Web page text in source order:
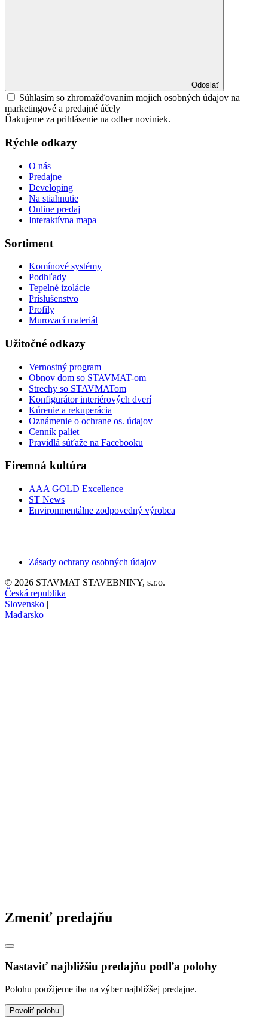
Odoslať
Súhlasím so zhromažďovaním mojich osobných údajov na
marketingové a predajné účely
Ďakujeme za prihlásenie na odber noviniek.
Rýchle odkazy
O nás
Predajne
Developing
Na stiahnutie
Online predaj
Interaktívna mapa
Sortiment
Komínové systémy
Podhľady
Tepelné izolácie
Príslušenstvo
Profily
Murovací materiál
Užitočné odkazy
Vernostný program
Obnov dom so STAVMAT-om
Strechy so STAVMATom
Konfigurátor interiérových dverí
Kúrenie a rekuperácia
Oznámenie o ochrane os. údajov
Cenník paliet
Pravidlá súťaže na Facebooku
Firemná kultúra
AAA GOLD Excellence
ST News
Environmentálne zodpovedný výrobca
Zásady ochrany osobných údajov
© 2026 STAVMAT STAVEBNINY, s.r.o.
Česká republika |
Slovensko |
Maďarsko |
Zmeniť predajňu
Nastaviť najbližšiu predajňu podľa polohy
Polohu použijeme iba na výber najbližšej predajne.
Povoliť polohu